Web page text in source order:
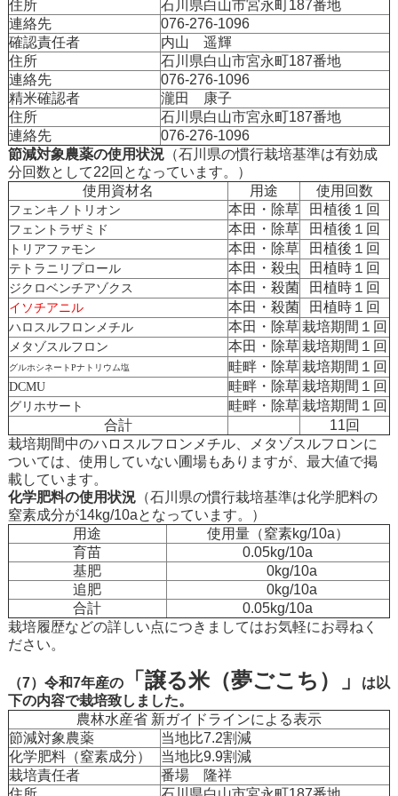
住所
石川県白山市宮永町187番地
連絡先
076-276-1096
確認責任者
内山 遥輝
住所
石川県白山市宮永町187番地
連絡先
076-276-1096
精米確認者
瀧田 康子
住所
石川県白山市宮永町187番地
連絡先
076-276-1096
節減対象農薬の使用状況（石川県の慣行栽培基準は有効成
分回数として22回となっています。）
使用資材名
用途 使用回数
フェンキノトリオン 本田・除草 田植後１回
フェントラザミド 本田・除草 田植後１回
トリアファモン 本田・除草 田植後１回
テトラニリプロール 本田・殺虫 田植時１回
ジクロベンチアゾクス 本田・殺菌 田植時１回
イソチアニル 本田・殺菌 田植時１回
ハロスルフロンメチル 本田・除草栽培期間１回
メタゾスルフロン 本田・除草栽培期間１回
グルホシネートPナトリウム塩 畦畔・除草栽培期間１回
DCMU 畦畔・除草栽培期間１回
グリホサート 畦畔・除草栽培期間１回
合計
11回
栽培期間中のハロスルフロンメチル、メタゾスルフロンに
ついては、使用していない圃場もありますが、最大値で掲
載しています。
化学肥料の使用状況（石川県の慣行栽培基準は化学肥料の
窒素成分が14kg/10aとなっています。）
用途
使用量（窒素kg/10a）
育苗
0.05kg/10a
基肥
0kg/10a
追肥
0kg/10a
合計
0.05kg/10a
栽培履歴などの詳しい点につきましてはお気軽にお尋ねく
ださい。
（7）令和7年産の「譲る米（夢ごこち）」
は以
下の内容で栽培致しました。
農林水産省 新ガイドラインによる表示
節減対象農薬
当地比7.2割減
化学肥料（窒素成分）
当地比9.9割減
栽培責任者
番場 隆祥